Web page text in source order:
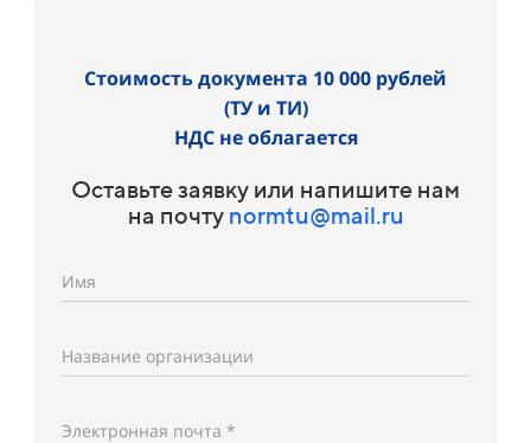
Стоимость документа 10 000 рублей
(ТУ и ТИ)
НДС не облагается
Оставьте заявку или напишите нам
на почту normtu@mail.ru
Имя
Название организации
Электронная почта *